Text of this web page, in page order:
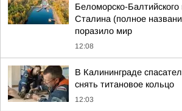
Беломорско-
Сталина (полное
поразило мир
12:08
В Калининграде
снять титановое кольцо
12:03